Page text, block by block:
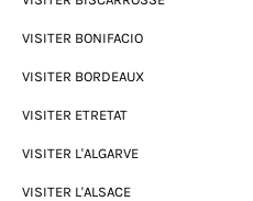
VISITER BONIFACIO
VISITER BORDEAUX
VISITER ETRETAT
VISITER L'ALGARVE
VISITER L'ALSACE